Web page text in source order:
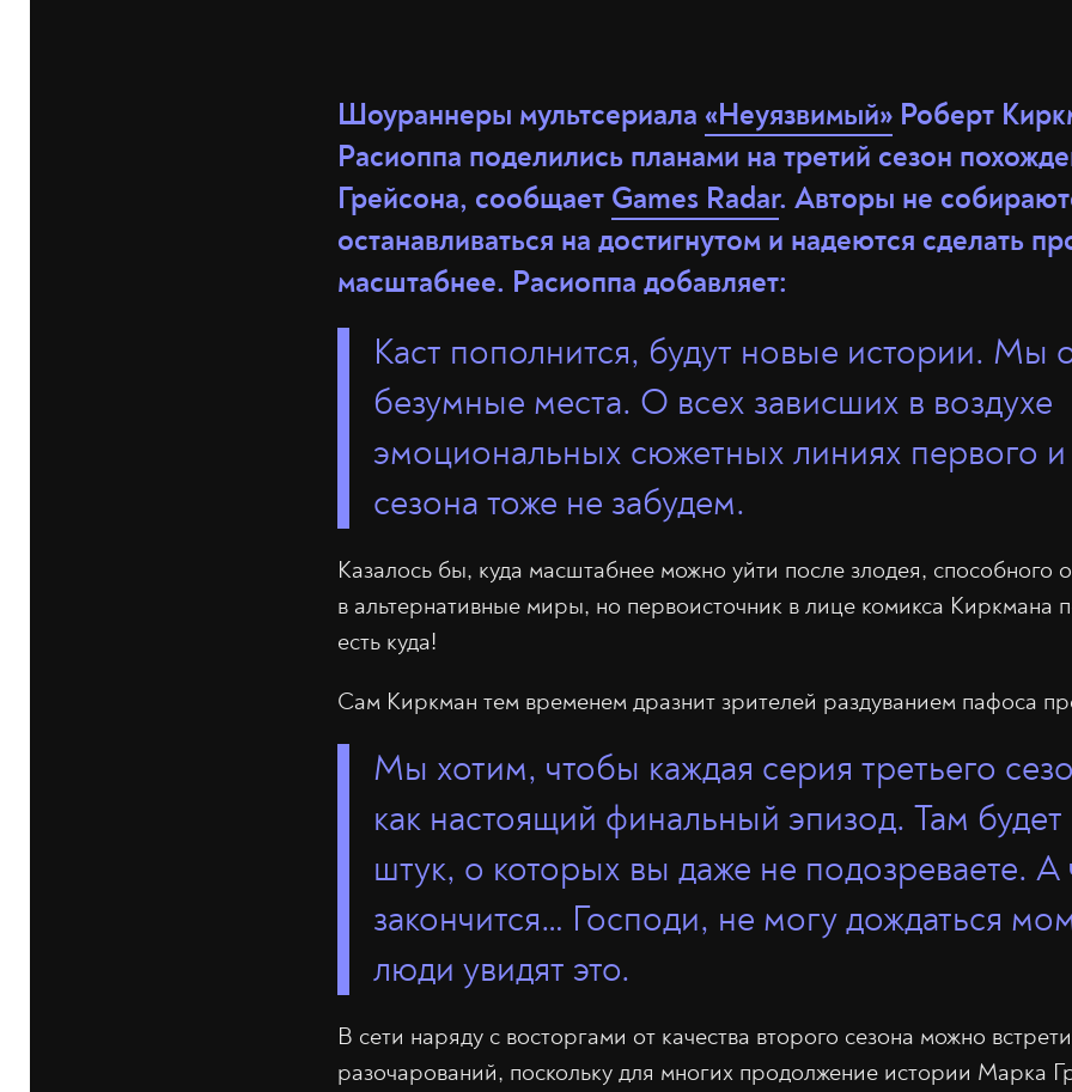
Шоураннеры мультсериала «Неуязвимый» Роберт
Расиоппа поделились планами на третий сезон
Грейсона, сообщает Games Radar. Авторы не
останавливаться на достигнутом и надеются сделать
масштабнее. Расиоппа добавляет:
Каст пополнится, будут новые истории. Мы
безумные места. О всех зависших в воздухе
эмоциональных сюжетных линиях первого и
сезона тоже не забудем.
Казалось бы, куда масштабнее можно уйти после злодея, способного
в альтернативные миры, но первоисточник в лице комикса Киркмана
есть куда!
Сам Киркман тем временем дразнит зрителей раздуванием пафоса
Мы хотим, чтобы каждая серия третьего
как настоящий финальный эпизод. Там
штук, о которых вы даже не подозреваете. А
закончится… Господи, не могу дождаться
люди увидят это.
В сети наряду с восторгами от качества второго сезона можно
разочарований, поскольку для многих продолжение истории Марка